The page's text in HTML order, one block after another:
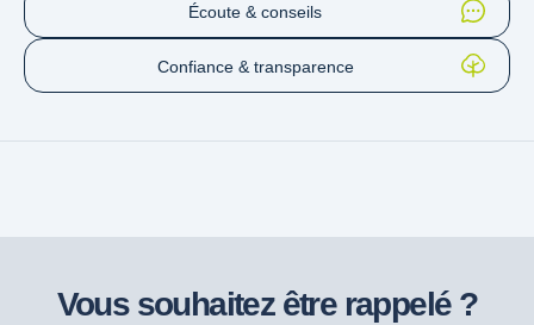
Écoute & conseils
Confiance & transparence
Vous souhaitez être rappelé ?